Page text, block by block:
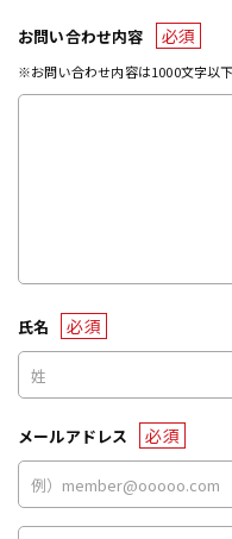
お問い合わせ内容 必須
※お問い合わせ内容は1000文字以
氏名 必須
メールアドレス 必須